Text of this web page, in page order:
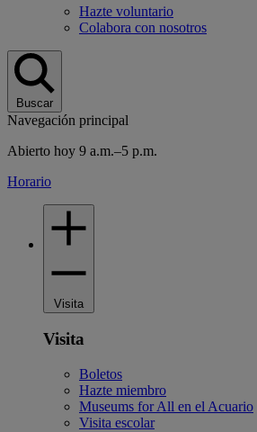
Hazte voluntario
Colabora con nosotros
Buscar
Navegación principal
Abierto hoy 9 a.m.–5 p.m.
Horario
Visita
Visita
Boletos
Hazte miembro
Museums for All en el Acuario
Visita escolar